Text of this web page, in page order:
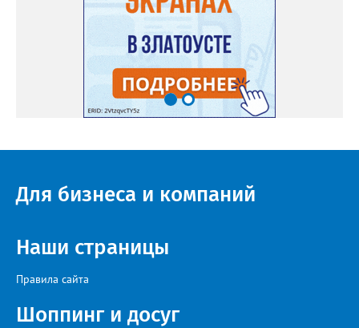
Для бизнеса и компаний
Наши страницы
Правила сайта
Шоппинг и досуг